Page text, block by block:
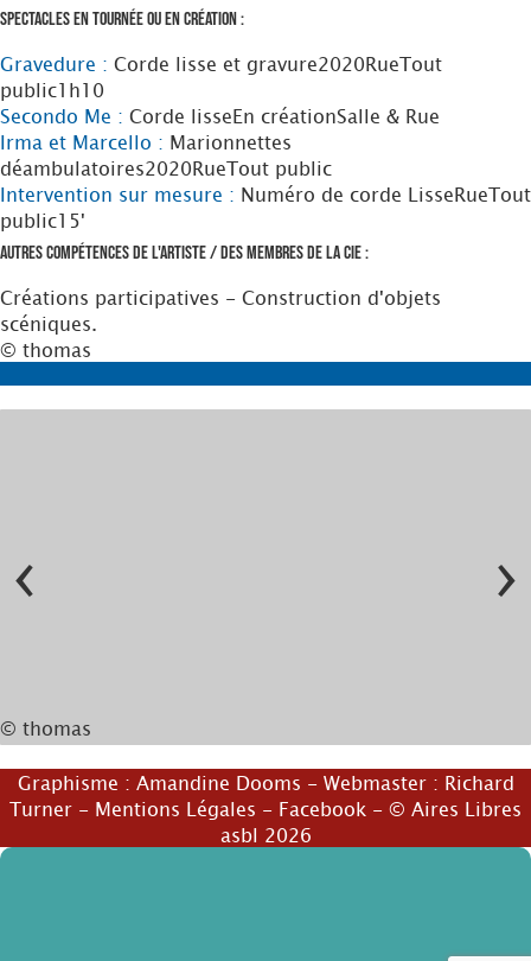
Spectacles en tournée ou en création :
Gravedure : Corde lisse et gravure2020RueTout
public1h10
Secondo Me : Corde lisseEn créationSalle & Rue
Irma et Marcello : Marionnettes
déambulatoires2020RueTout public
Intervention sur mesure : Numéro de corde LisseRueTout
public15'
Autres compétences de l'artiste / des membres de la Cie :
Créations participatives - Construction d'objets
scéniques.
© thomas
© thomas
‹ ›
Graphisme : Amandine Dooms - Webmaster : Richard
Turner - Mentions Légales - Facebook - © Aires Libres
asbl 2026